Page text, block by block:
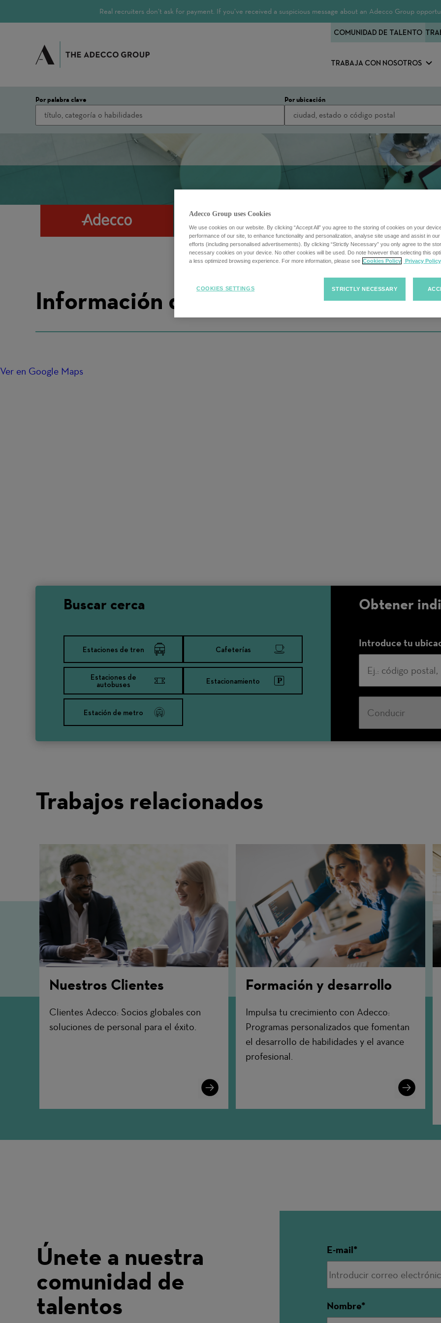
Real recruiters don’t ask for payment. If you’ve received a suspicious message about an Adecco Group
TRABAJA CON NOSOTROS
COMUNIDAD DE TALENTO
Por palabra clave Por ubicación
Información de ubicación Ver la
Ver en Google Maps
Buscar cerca
Estaciones de tren
Estaciones de
autobuses
Estación de metro
Cafeterías
Estacionamiento
Obtener
Introduce tu
de
transporte
Trabajos relacionados
Nuestros Clientes
Clientes Adecco: Socios globales con
soluciones de personal para el éxito.
Learn
More
Formación y desarrollo
Impulsa tu crecimiento con Adecco:
Programas personalizados que fomentan
el desarrollo de habilidades y el avance
profesional.
Learn
More
Únete a nuestra
comunidad de
talentos
E-mail
Nombre
Adecco Group uses Cookies
We use cookies on our website. By clicking “Accept All” you agree to the storing of cookies on your
performance of our site, to enhance functionality and personalization, analyse site usage and assist in
efforts (including personalised advertisements). By clicking “Strictly Necessary” you only agree to the
necessary cookies on your device. No other cookies will be used. Do note however that selecting this
a less optimized browsing experience. For more information, please see Cookies Policy Privacy Policy
STRICTLY NECESSARY
COOKIES SETTINGS